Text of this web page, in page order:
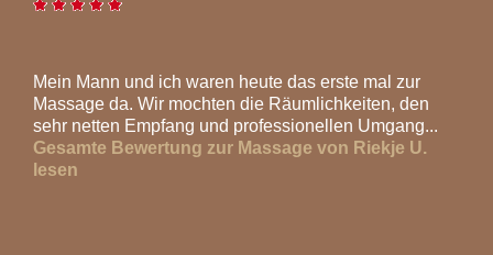
Mein Mann und ich waren heute das erste mal zur
Massage da. Wir mochten die Räumlichkeiten, den
sehr netten Empfang und professionellen Umgang...
Gesamte Bewertung zur Massage von Riekje U.
lesen